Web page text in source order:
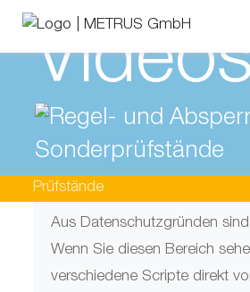
Sonder­prüfstände
Prüf­stände
Aus Datenschutzgründen
Wenn Sie diesen Bereich
verschiedene Scripte direkt